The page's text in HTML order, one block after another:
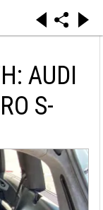
AUDI
S-